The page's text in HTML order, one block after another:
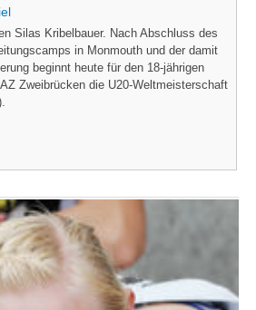
Silas Kribelbauer. Nach Abschluss des
in Monmouth und der damit
beginnt heute für den 18-jährigen
Zweibrücken die U20-Weltmeisterschaft